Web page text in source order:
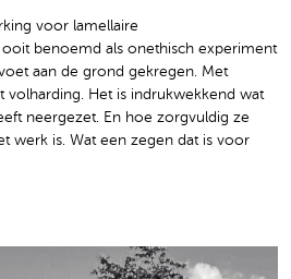
voor lamellaire
ooit benoemd als onethisch experiment
aan de grond gekregen. Met
volharding. Het is indrukwekkend wat
neergezet. En hoe zorgvuldig ze
werk is. Wat een zegen dat is voor